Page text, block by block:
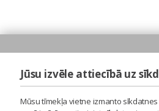
Jūsu izvēle attiecībā uz
Mūsu tīmekļa vietne izmanto